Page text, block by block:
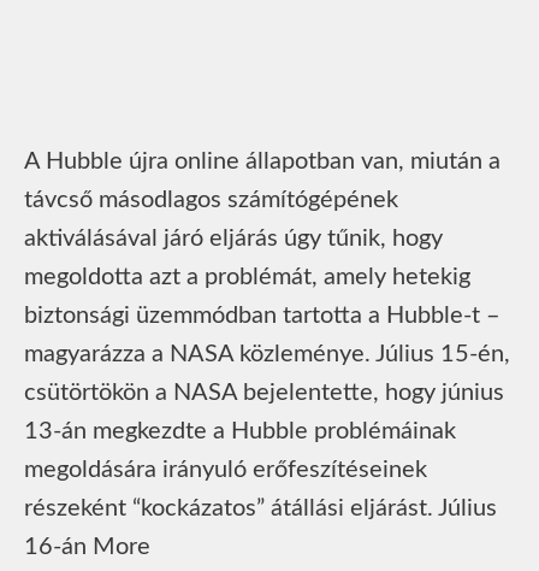
A Hubble újra online állapotban van, miután a
távcső másodlagos számítógépének
aktiválásával járó eljárás úgy tűnik, hogy
megoldotta azt a problémát, amely hetekig
biztonsági üzemmódban tartotta a Hubble-t –
magyarázza a NASA közleménye. Július 15-én,
csütörtökön a NASA bejelentette, hogy június
13-án megkezdte a Hubble problémáinak
megoldására irányuló erőfeszítéseinek
részeként “kockázatos” átállási eljárást. Július
16-án More